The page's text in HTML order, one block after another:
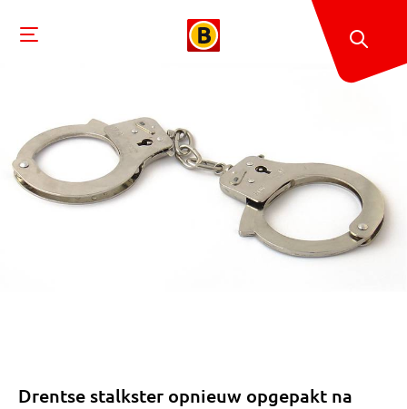
Drentse stalkster opnieuw opgepakt na